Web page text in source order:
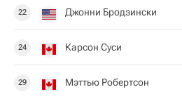
22 Джонни Бродзински
24 Карсон Суси
29 Мэттью Робертсон